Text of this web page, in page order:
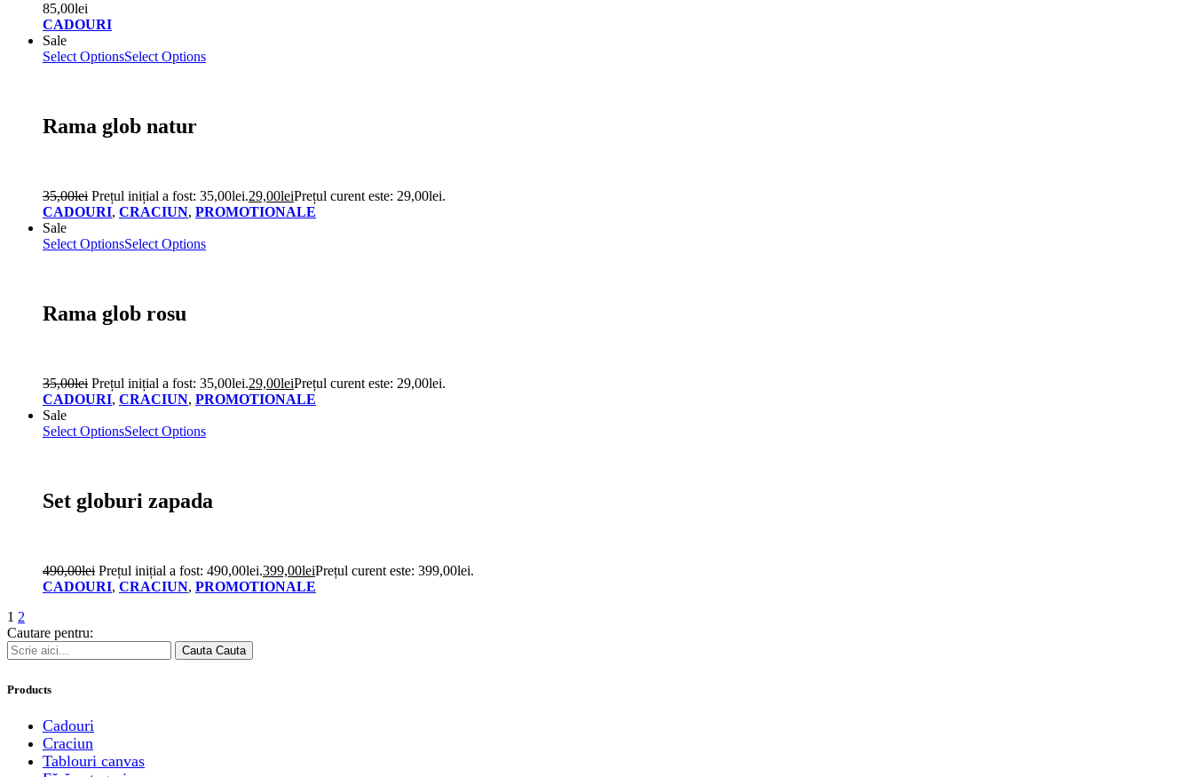
85,00lei
CADOURI
Sale
Select OptionsSelect Options
Rama glob natur
35,00lei Prețul inițial a fost: 35,00lei.29,00leiPrețul curent este: 29,00lei.
CADOURI, CRACIUN, PROMOTIONALE
Sale
Select OptionsSelect Options
Rama glob rosu
35,00lei Prețul inițial a fost: 35,00lei.29,00leiPrețul curent este: 29,00lei.
CADOURI, CRACIUN, PROMOTIONALE
Sale
Select OptionsSelect Options
Set globuri zapada
490,00lei Prețul inițial a fost: 490,00lei.399,00leiPrețul curent este: 399,00lei.
CADOURI, CRACIUN, PROMOTIONALE
1 2
Cautare pentru:
Cauta Cauta
Products
Cadouri
Craciun
Tablouri canvas